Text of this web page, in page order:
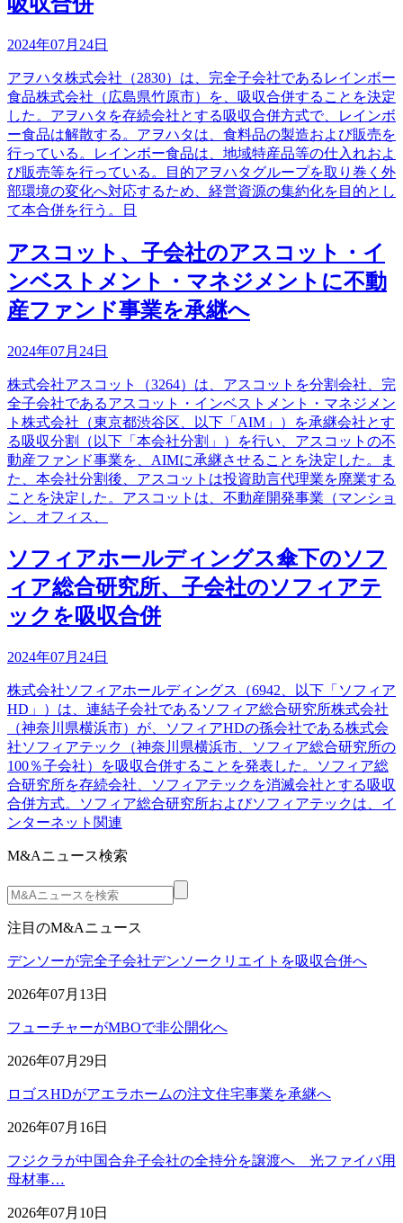
2024年07月24日
アヲハタ株式会社（2830）は、完全子会社であるレインボー
食品株式会社（広島県竹原市）を、吸収合併することを決定
した。アヲハタを存続会社とする吸収合併方式で、レインボ
ー食品は解散する。アヲハタは、食料品の製造および販売を
行っている。レインボー食品は、地域特産品等の仕入れおよ
び販売等を行っている。目的アヲハタグループを取り巻く外
部環境の変化へ対応するため、経営資源の集約化を目的とし
て本合併を行う。日
アスコット、子会社のアスコット・イ
ンベストメント・マネジメントに不動
産ファンド事業を承継へ
2024年07月24日
株式会社アスコット（3264）は、アスコットを分割会社、完
全子会社であるアスコット・インベストメント・マネジメン
ト株式会社（東京都渋谷区、以下「AIM」）を承継会社とす
る吸収分割（以下「本会社分割」）を行い、アスコットの不
動産ファンド事業を、AIMに承継させることを決定した。ま
た、本会社分割後、アスコットは投資助言代理業を廃業する
ことを決定した。アスコットは、不動産開発事業（マンショ
ン、オフィス、
ソフィアホールディングス傘下のソフ
ィア総合研究所、子会社のソフィアテ
ックを吸収合併
2024年07月24日
株式会社ソフィアホールディングス（6942、以下「ソフィア
HD」）は、連結子会社であるソフィア総合研究所株式会社
（神奈川県横浜市）が、ソフィアHDの孫会社である株式会
社ソフィアテック（神奈川県横浜市、ソフィア総合研究所の
100％子会社）を吸収合併することを発表した。ソフィア総
合研究所を存続会社、ソフィアテックを消滅会社とする吸収
合併方式。ソフィア総合研究所およびソフィアテックは、イ
ンターネット関連
M&Aニュース検索
注目のM&Aニュース
デンソーが完全子会社デンソークリエイトを吸収合併へ
2026年07月13日
フューチャーがMBOで非公開化へ
2026年07月29日
ロゴスHDがアエラホームの注文住宅事業を承継へ
2026年07月16日
フジクラが中国合弁子会社の全持分を譲渡へ 光ファイバ用
母材事…
2026年07月10日